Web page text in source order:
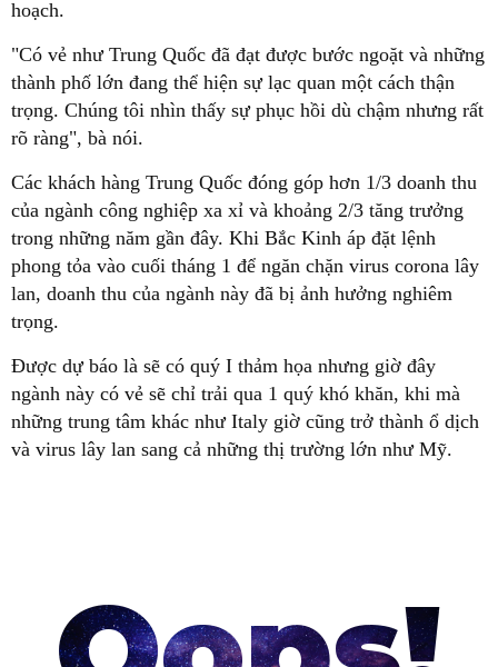
hoạch.
"Có vẻ như Trung Quốc đã đạt được bước ngoặt và những
thành phố lớn đang thể hiện sự lạc quan một cách thận
trọng. Chúng tôi nhìn thấy sự phục hồi dù chậm nhưng rất
rõ ràng", bà nói.
Các khách hàng Trung Quốc đóng góp hơn 1/3 doanh thu
của ngành công nghiệp xa xỉ và khoảng 2/3 tăng trưởng
trong những năm gần đây. Khi Bắc Kinh áp đặt lệnh
phong tỏa vào cuối tháng 1 để ngăn chặn virus corona lây
lan, doanh thu của ngành này đã bị ảnh hưởng nghiêm
trọng.
Được dự báo là sẽ có quý I thảm họa nhưng giờ đây
ngành này có vẻ sẽ chỉ trải qua 1 quý khó khăn, khi mà
những trung tâm khác như Italy giờ cũng trở thành ổ dịch
và virus lây lan sang cả những thị trường lớn như Mỹ.